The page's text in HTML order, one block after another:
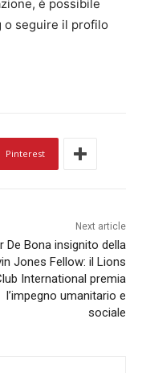
è possibile
o seguire il profilo
Pinterest
Next article
De Bona insignito della
Jones Fellow: il Lions
International premia
l’impegno umanitario e
sociale